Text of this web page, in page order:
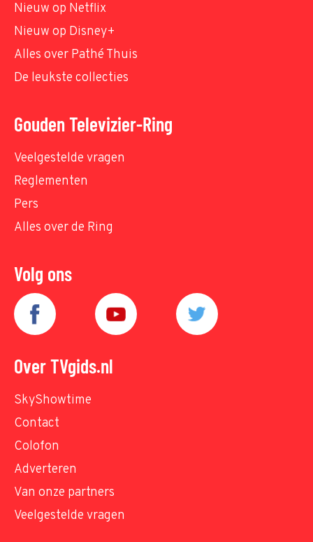
Nieuw op Netflix
Nieuw op Disney+
Alles over Pathé Thuis
De leukste collecties
Gouden Televizier-Ring
Veelgestelde vragen
Reglementen
Pers
Alles over de Ring
Volg ons
Over TVgids.nl
SkyShowtime
Contact
Colofon
Adverteren
Van onze partners
Veelgestelde vragen